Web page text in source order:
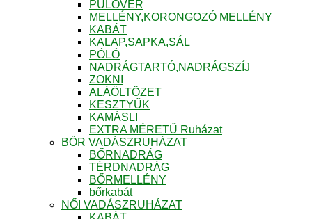
PULÓVER
MELLÉNY,KORONGOZÓ MELLÉNY
KABÁT
KALAP,SAPKA,SÁL
PÓLÓ
NADRÁGTARTÓ,NADRÁGSZÍJ
ZOKNI
ALÁÖLTÖZET
KESZTYŰK
KAMÁSLI
EXTRA MÉRETŰ Ruházat
BŐR VADÁSZRUHÁZAT
BŐRNADRÁG
TÉRDNADRÁG
BŐRMELLÉNY
bőrkabát
NŐI VADÁSZRUHÁZAT